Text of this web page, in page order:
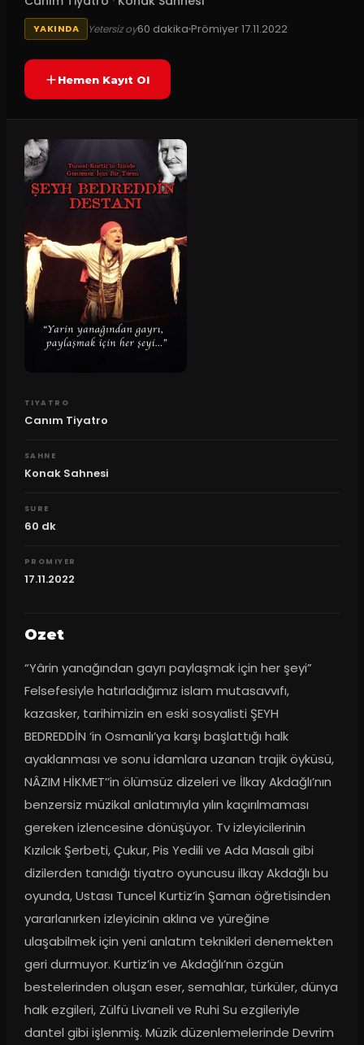
YAKINDA Yetersiz oy60 dakikaPrömiyer17.11.2022
Hemen Kayıt Ol
TIYATRO
Canım Tiyatro
SAHNE
Konak Sahnesi
SURE
60 dk
PROMIYER
17.11.2022
Ozet
“Yârin yanağından gayrı paylaşmak için her şeyi”
Felsefesiyle hatırladığımız islam mutasavvıfı,
kazasker, tarihimizin en eski sosyalisti ŞEYH
BEDREDDİN ‘in Osmanlı’ya karşı başlattığı halk
ayaklanması ve sonu idamlara uzanan trajik öyküsü,
NÂZIM HİKMET’’in ölümsüz dizeleri ve İlkay Akdağlı’nın
benzersiz müzikal anlatımıyla yılın kaçırılmaması
gereken izlencesine dönüşüyor. Tv izleyicilerinin
Kızılcık Şerbeti, Çukur, Pis Yedili ve Ada Masalı gibi
dizilerden tanıdığı tiyatro oyuncusu ilkay Akdağlı bu
oyunda, Ustası Tuncel Kurtiz’in Şaman öğretisinden
yararlanırken izleyicinin aklına ve yüreğine
ulaşabilmek için yeni anlatım teknikleri denemekten
geri durmuyor. Kurtiz’in ve Akdağlı’nın özgün
bestelerinden oluşan eser, semahlar, türküler, dünya
halk ezgileri, Zülfü Livaneli ve Ruhi Su ezgileriyle
dantel gibi işlenmiş. Müzik düzenlemelerinde Devrim